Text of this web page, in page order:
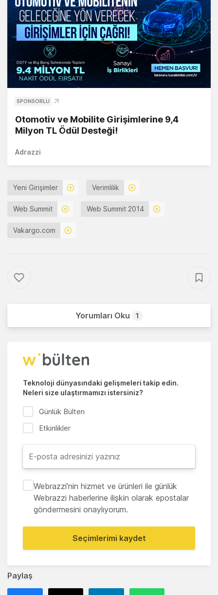
Paylaş
SPONSORLU
Otomotiv ve Mobilite Girişimlerine 9,4
Milyon TL Ödül Desteği!
Adrazzi
Yeni Girişimler Verimlilik
Web Summit Web Summit 2014
Vakargo.com
Yorumları Oku 1
Teknoloji dünyasındaki gelişmeleri takip edin.
Neleri size ulaştırmamızı istersiniz?
Günlük Bülten
Etkinlikler
Webrazzi'nin hizmet ve ürünleri ile günlük
Webrazzi haberlerine ilişkin olarak epostalar
göndermesini onaylıyorum.
Seçimlerimi kaydet